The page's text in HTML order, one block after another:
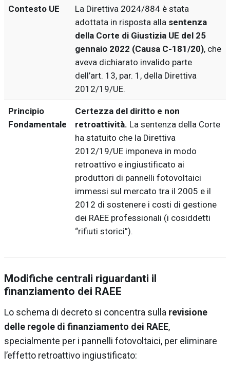
Contesto UE
La Direttiva 2024/884 è stata
adottata in risposta alla sentenza
della Corte di Giustizia UE del 25
gennaio 2022 (Causa C-181/20), che
aveva dichiarato invalido parte
dell’art. 13, par. 1, della Direttiva
2012/19/UE.
Principio
Fondamentale
Certezza del diritto e non
retroattività. La sentenza della Corte
ha statuito che la Direttiva
2012/19/UE imponeva in modo
retroattivo e ingiustificato ai
produttori di pannelli fotovoltaici
immessi sul mercato tra il 2005 e il
2012 di sostenere i costi di gestione
dei RAEE professionali (i cosiddetti
“rifiuti storici”).
Modifiche centrali riguardanti il
finanziamento dei RAEE
Lo schema di decreto si concentra sulla revisione
delle regole di finanziamento dei RAEE,
specialmente per i pannelli fotovoltaici, per eliminare
l’effetto retroattivo ingiustificato: